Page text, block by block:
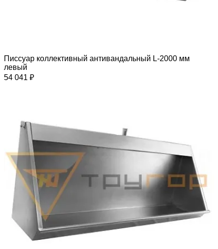
Писсуар коллективный антивандальный L-2000 мм
левый
54 041 ₽